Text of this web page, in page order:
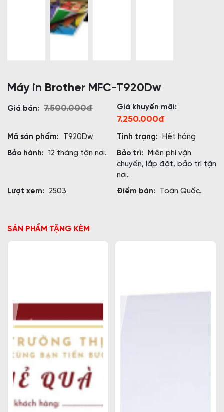
Máy in Brother MFC-T920Dw
Giá bán: 7.500.000đ Giá khuyến mãi:
7.250.000đ
Mã sản phẩm: T920Dw Tình trạng:
Hết hàng
Bảo hành:
12 tháng tận nơi. Bảo trì:
Miễn phí vận
chuyển, lắp đặt, bảo trì tận
nơi.
Lượt xem:
2503 Điểm bán: Toàn Quốc.
SẢN PHẨM TẶNG KÈM